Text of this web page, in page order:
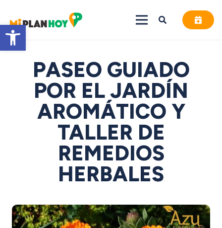
Abrir barra de herramientas
PASEO GUIADO
POR EL JARDÍN
AROMÁTICO Y
TALLER DE
REMEDIOS
HERBALES